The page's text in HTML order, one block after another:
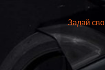
Задай